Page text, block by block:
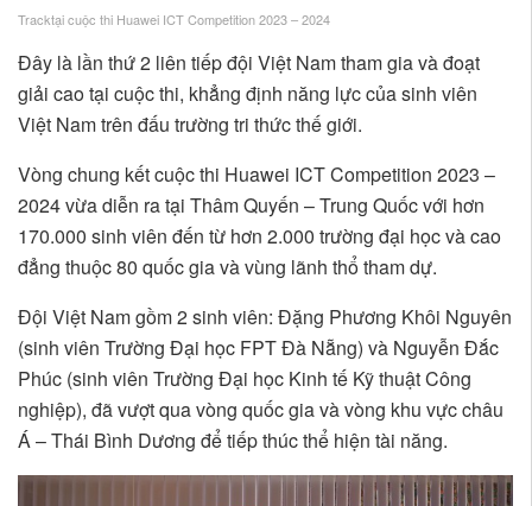
Tracktại cuộc thi Huawei ICT Competition 2023 – 2024
Đây là lần thứ 2 liên tiếp đội Việt Nam tham gia và đoạt
giải cao tại cuộc thi, khẳng định năng lực của sinh viên
Việt Nam trên đấu trường tri thức thế giới.
Vòng chung kết cuộc thi Huawei ICT Competition 2023 –
2024 vừa diễn ra tại Thâm Quyến – Trung Quốc với hơn
170.000 sinh viên đến từ hơn 2.000 trường đại học và cao
đẳng thuộc 80 quốc gia và vùng lãnh thổ tham dự.
Đội Việt Nam gồm 2 sinh viên: Đặng Phương Khôi Nguyên
(sinh viên Trường Đại học FPT Đà Nẵng) và Nguyễn Đắc
Phúc (sinh viên Trường Đại học Kinh tế Kỹ thuật Công
nghiệp), đã vượt qua vòng quốc gia và vòng khu vực châu
Á – Thái Bình Dương để tiếp thúc thể hiện tài năng.